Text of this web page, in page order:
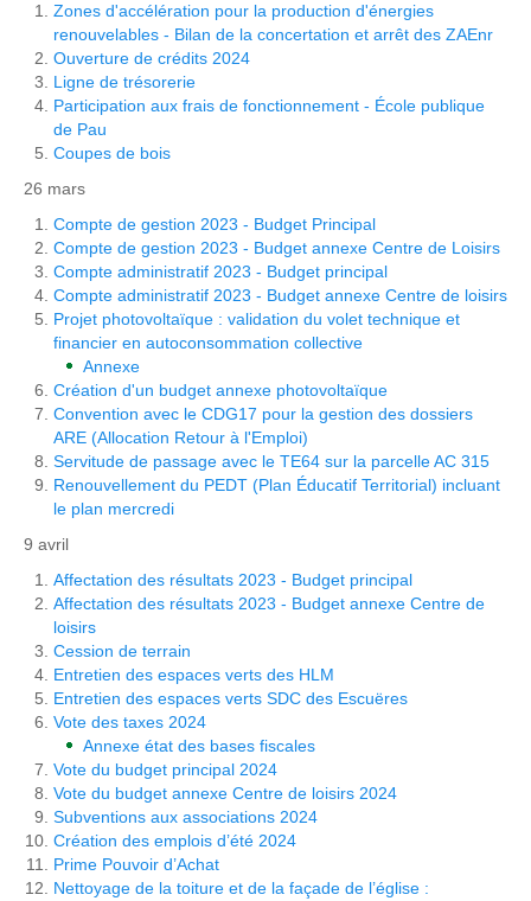
Zones d'accélération pour la production d'énergies
renouvelables - Bilan de la concertation et arrêt des ZAEnr
Ouverture de crédits 2024
Ligne de trésorerie
Participation aux frais de fonctionnement - École publique
de Pau
Coupes de bois
26 mars
Compte de gestion 2023 - Budget Principal
Compte de gestion 2023 - Budget annexe Centre de Loisirs
Compte administratif 2023 - Budget principal
Compte administratif 2023 - Budget annexe Centre de loisirs
Projet photovoltaïque : validation du volet technique et
financier en autoconsommation collective
Annexe
Création d'un budget annexe photovoltaïque
Convention avec le CDG17 pour la gestion des dossiers
ARE (Allocation Retour à l'Emploi)
Servitude de passage avec le TE64 sur la parcelle AC 315
Renouvellement du PEDT (Plan Éducatif Territorial) incluant
le plan mercredi
9 avril
Affectation des résultats 2023 - Budget principal
Affectation des résultats 2023 - Budget annexe Centre de
loisirs
Cession de terrain
Entretien des espaces verts des HLM
Entretien des espaces verts SDC des Escuëres
Vote des taxes 2024
Annexe état des bases fiscales
Vote du budget principal 2024
Vote du budget annexe Centre de loisirs 2024
Subventions aux associations 2024
Création des emplois d’été 2024
Prime Pouvoir d’Achat
Nettoyage de la toiture et de la façade de l’église :